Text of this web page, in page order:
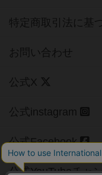
特定商取引法に基
お問い合わせ
公式X
公式instagram
公式Facebook
公式YouTubeチャ